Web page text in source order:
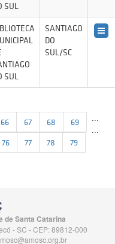
SUL
SUL
SANTIAGO
DO
SUL/SC
...
66 67 68
69
76 77 78
79
...
de Santa Catarina
- SC - CEP: 89812-000